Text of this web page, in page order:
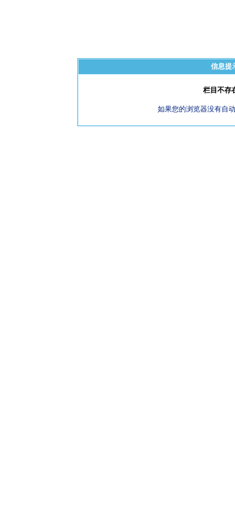
信息提
栏目不存
如果您的浏览器没有自